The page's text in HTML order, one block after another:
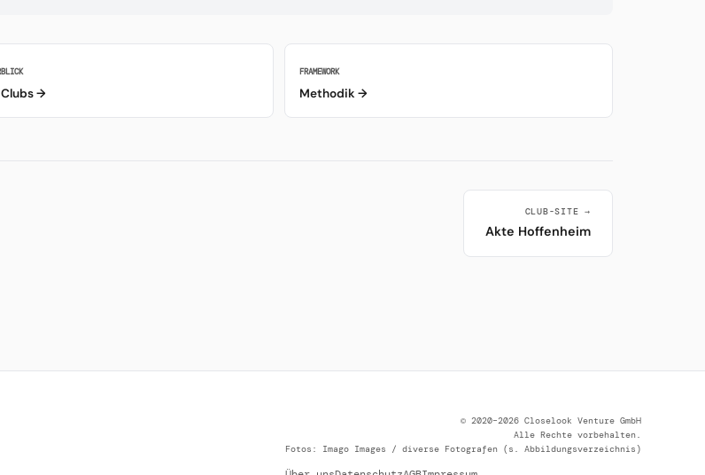
→
FRAMEWORK
Methodik →
CLUB-SITE →
Akte Hoffenheim
© 2020–2026 Closelook Venture GmbH
Alle Rechte vorbehalten.
Fotos: Imago Images / diverse Fotografen (s. Abbildungsverzeichnis)